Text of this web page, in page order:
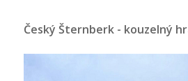
Český Šternberk - kouzelný